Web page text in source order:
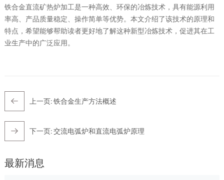
铁合金直流矿热炉加工是一种高效、环保的冶炼技术，具有能源利用
率高、产品质量稳定、操作简单等优势。本文介绍了该技术的原理和
特点，希望能够帮助读者更好地了解这种新型冶炼技术，促进其在工
业生产中的广泛应用。
上一页:铁合金生产方法概述
下一页:交流电弧炉和直流电弧炉原理
最新消息